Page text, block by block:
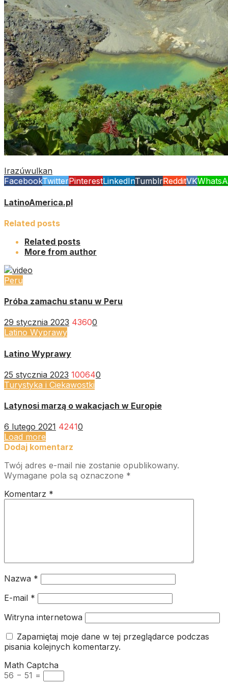
Irazúwulkan
FacebookTwitterPinterestLinkedInTumblrRedditVK
LatinoAmerica.pl
Related posts
Related posts
More from author
Peru
Próba zamachu stanu w Peru
29 stycznia 2023 43600
Latino Wyprawy
Latino Wyprawy
25 stycznia 2023 100640
Turystyka i Ciekawostki
Latynosi marzą o wakacjach w Europie
6 lutego 2021 42410
Load more
Dodaj komentarz
Twój adres e-mail nie zostanie opublikowany.
Wymagane pola są oznaczone *
Komentarz *
Nazwa *
E-mail *
Witryna internetowa
Zapamiętaj moje dane w tej przeglądarce podczas
pisania kolejnych komentarzy.
Math Captcha
56 − 51 =